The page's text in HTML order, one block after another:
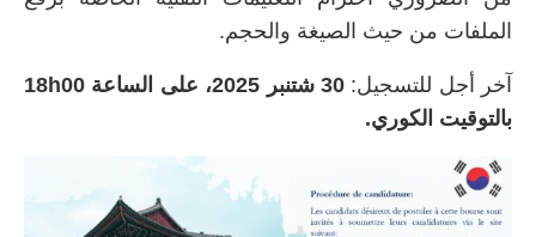
الملفات من حيث الصيغة والحجم.
آخر أجل للتسجيل:
30 شتنبر 2025، على الساعة 18h00
بالتوقيت الكوري.